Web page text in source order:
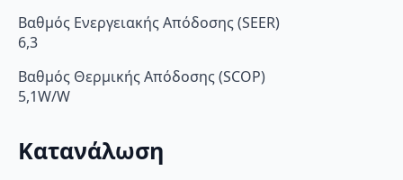
Βαθμός Ενεργειακής Απόδοσης (SEER)
6,3
Βαθμός Θερμικής Απόδοσης (SCOP)
5,1W/W
Κατανάλωση